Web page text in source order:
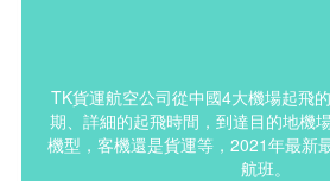
TK貨運航空公司從中國4大機場起飛
期、詳細的起飛時間，到達目的地機
機型，客機還是貨運等，2021年最新
航班。